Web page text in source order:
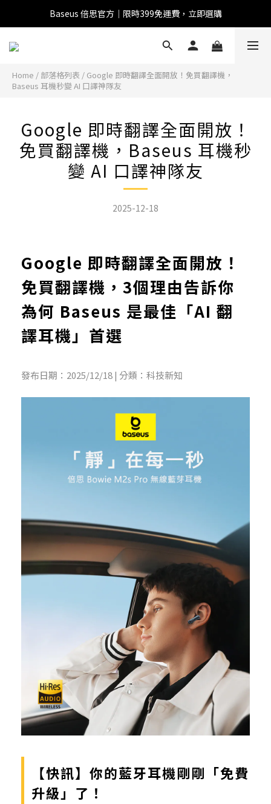
全館滿1500 95折
Baseus 倍思官方｜限時399免運費，立即選購
全館滿1500 95折
Home / 部落格列表 / Google 即時翻譯全面開放！免買翻譯機，
Baseus 耳機秒變 AI 口譯神隊友
Google 即時翻譯全面開放！
免買翻譯機，Baseus 耳機秒
變 AI 口譯神隊友
2025-12-18
Google 即時翻譯全面開放！
免買翻譯機，3個理由告訴你
為何 Baseus 是最佳「AI 翻
譯耳機」首選
發布日期：2025/12/18 | 分類：科技新知
【快訊】你的藍牙耳機剛剛「免費
升級」了！
Baseus 小獅助理
商品導購 / 客服資訊
您好，我是 Baseus 小獅助理。我可以協助查詢商品、活
動、出貨、保固與門市資訊；需要真人客服也可以直接留